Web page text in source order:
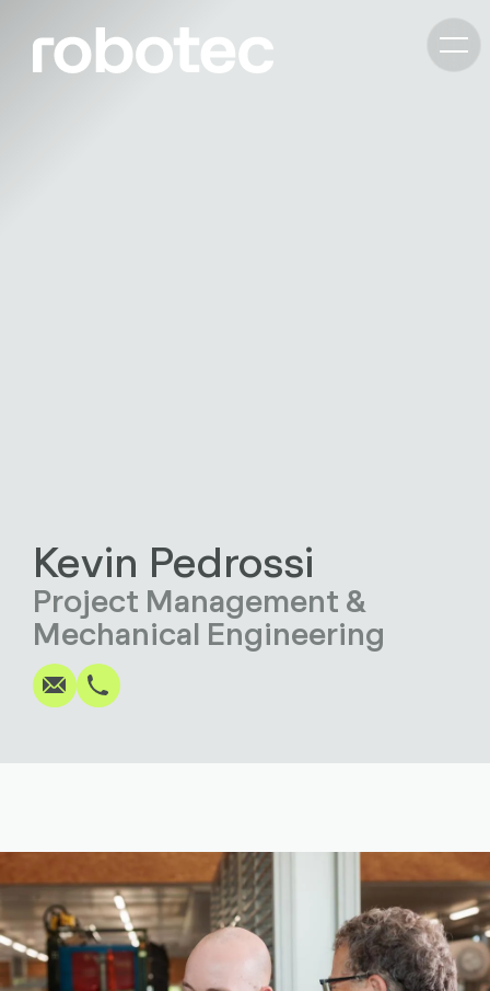
Kevin Pedrossi
Project Management &
Mechanical Engineering
Écrire Copier
Appel Copier